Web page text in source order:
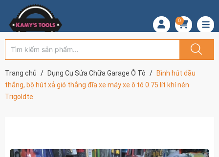
0
Trang chủ Dụng Cụ Sửa Chữa Garage Ô Tô
Bình hút dầu
thắng, bộ hút xả gió thắng đĩa xe máy xe ô tô 0.75 lít khí nén
Trigoldte